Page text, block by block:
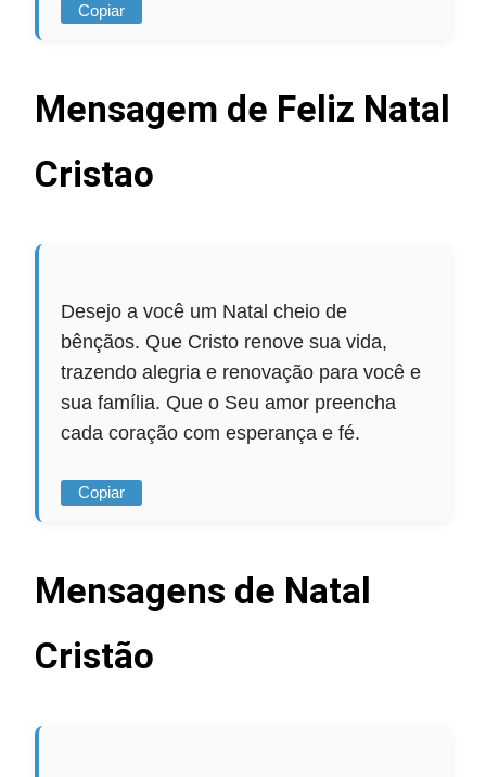
Copiar
Mensagem de Feliz Natal
Cristao
Desejo a você um Natal cheio de
bênçãos. Que Cristo renove sua vida,
trazendo alegria e renovação para você e
sua família. Que o Seu amor preencha
cada coração com esperança e fé.
Copiar
Mensagens de Natal
Cristão